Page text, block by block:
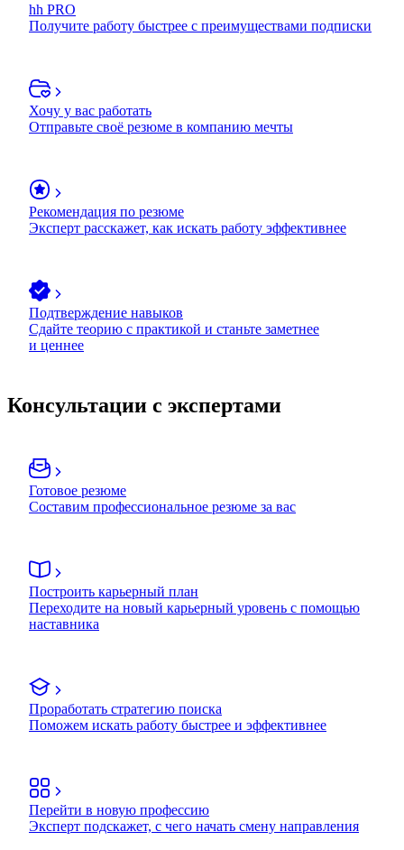
hh PRO
Получите работу быстрее с преимуществами подписки
Хочу у вас работать
Отправьте своё резюме в компанию мечты
Рекомендация по резюме
Эксперт расскажет, как искать работу эффективнее
Подтверждение навыков
Сдайте теорию с практикой и станьте заметнее
и ценнее
Консультации с экспертами
Готовое резюме
Составим профессиональное резюме за вас
Построить карьерный план
Переходите на новый карьерный уровень с помощью
наставника
Проработать стратегию поиска
Поможем искать работу быстрее и эффективнее
Перейти в новую профессию
Эксперт подскажет, с чего начать смену направления